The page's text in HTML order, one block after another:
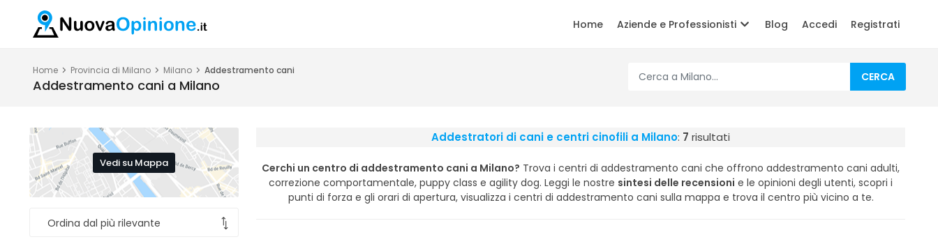
Home Aziende e Professionisti Blog Accedi Registrati
Home Provincia di Milano Milano Addestramento cani
Addestramento cani a Milano
CERCA
Vedi su Mappa
Addestratori di cani e centri cinofili a Milano: 7 risultati
Cerchi un centro di addestramento cani a Milano? Trova i centri di addestramento cani che offrono addestramento cani adulti,
correzione comportamentale, puppy class e agility dog. Leggi le nostre sintesi delle recensioni e le opinioni degli utenti, scopri i
punti di forza e gli orari di apertura, visualizza i centri di addestramento cani sulla mappa e trova il centro più vicino a te.